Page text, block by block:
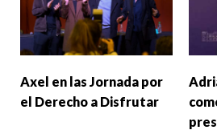
Axel en las Jornada por
el Derecho a Disfrutar